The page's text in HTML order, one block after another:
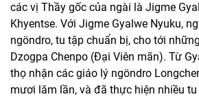
các vị Thầy gốc của ngài là Jigme
Khyentse. Với Jigme Gyalwe Nyuku,
ngöndro, tu tập chuẩn bị, cho tới
Dzogpa Chenpo (Đại Viên mãn). Từ
thọ nhận các giáo lý ngöndro
mươi lăm lần, và đã thực hiện nhiều